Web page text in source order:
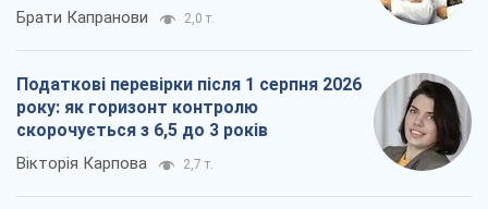
Брати Капранови 2,0 т.
Податкові перевірки після 1 серпня 2026
року: як горизонт контролю
скорочується з 6,5 до 3 років
Вікторія Карпова 2,7 т.